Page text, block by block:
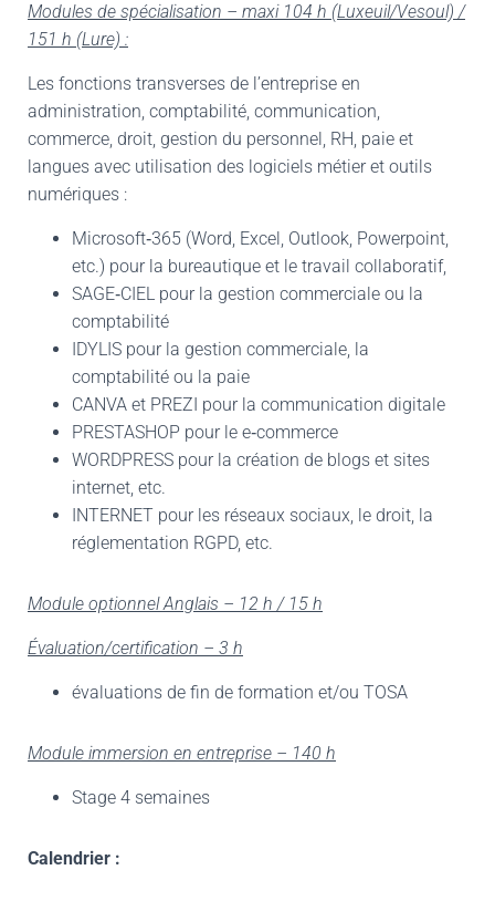
Modules de spécialisation – maxi 104 h (Luxeuil/Vesoul) /
151 h (Lure) :
Les fonctions transverses de l’entreprise en
administration, comptabilité, communication,
commerce, droit, gestion du personnel, RH, paie et
langues avec utilisation des logiciels métier et outils
numériques :
Microsoft‐365 (Word, Excel, Outlook, Powerpoint,
etc.) pour la bureautique et le travail collaboratif,
SAGE‐CIEL pour la gestion commerciale ou la
comptabilité
IDYLIS pour la gestion commerciale, la
comptabilité ou la paie
CANVA et PREZI pour la communication digitale
PRESTASHOP pour le e‐commerce
WORDPRESS pour la création de blogs et sites
internet, etc.
INTERNET pour les réseaux sociaux, le droit, la
réglementation RGPD, etc.
Module optionnel Anglais – 12 h / 15 h
Évaluation/certification – 3 h
évaluations de fin de formation et/ou TOSA
Module immersion en entreprise – 140 h
Stage 4 semaines
Calendrier :